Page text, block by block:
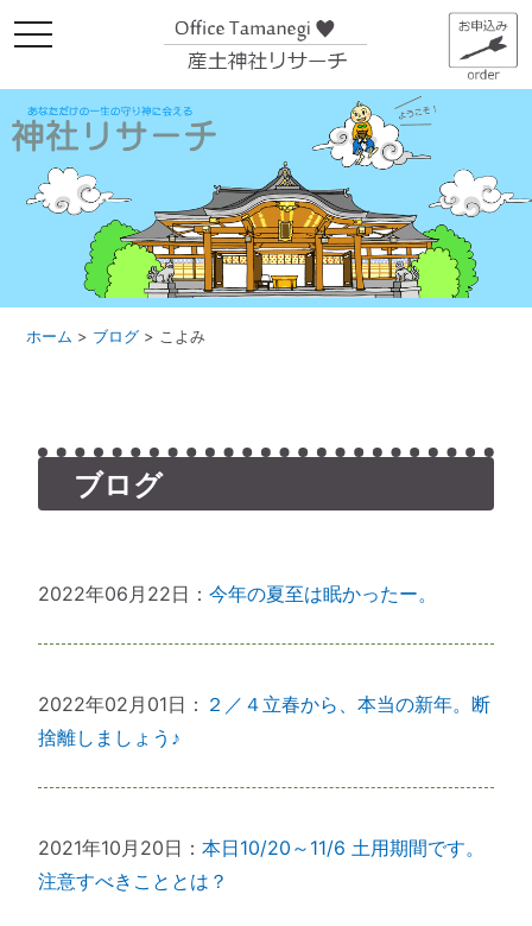
メ
ニ
ー
ホーム > ブログ > こよみ
ブログ
2022年06月22日 ：今年の夏至は眠かったー。
2022年02月01日 ： ２／４立春から、本当の新年。断
捨離しましょう♪
2021年10月20日 ：本日10/20～11/6 土用期間です。
注意すべきこととは？